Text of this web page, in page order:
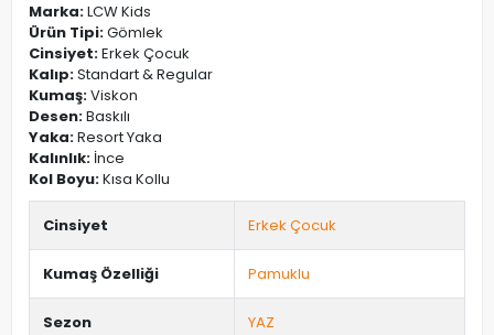
Marka:LCW Kids
Ürün Tipi:Gömlek
Cinsiyet:Erkek Çocuk
Kalıp:Standart & Regular
Kumaş:Viskon
Desen:Baskılı
Yaka:Resort Yaka
Kalınlık: İnce
Kol Boyu:Kısa Kollu
Cinsiyet Erkek Çocuk
Kumaş Özelliği Pamuklu
Sezon YAZ